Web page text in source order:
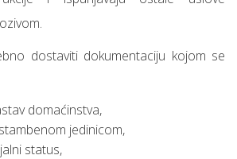
dostaviti dokumentaciju kojom se
domaćinstva,
jedinicom,
status,